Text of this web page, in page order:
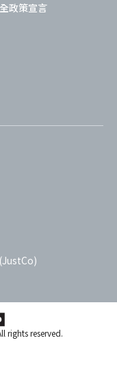
政策宣言
rights reserved.